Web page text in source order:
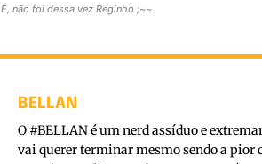
É, não foi dessa vez Reginho ;~~
BELLAN
O #BELLAN é um nerd assíduo e
vai querer terminar mesmo sendo a pior